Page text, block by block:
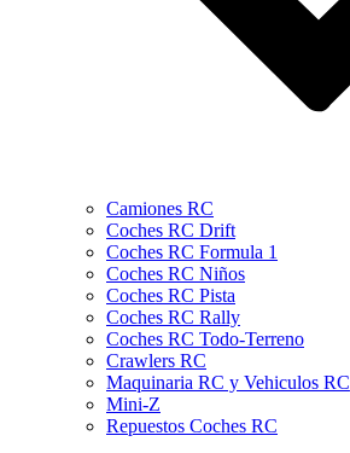
Camiones RC
Coches RC Drift
Coches RC Formula 1
Coches RC Niños
Coches RC Pista
Coches RC Rally
Coches RC Todo-Terreno
Crawlers RC
Maquinaria RC y Vehiculos RC
Mini-Z
Repuestos Coches RC